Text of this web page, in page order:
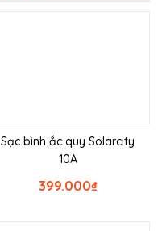
Sạc bình ắc quy Solarcity
10A
₫
399.000